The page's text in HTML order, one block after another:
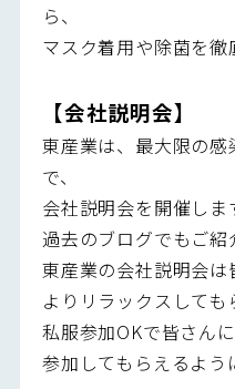
ら、
マスク着用や除菌を徹
【会社説明会】
東産業は、最大限の
で、
会社説明会を開催しま
過去のブログでもご紹
東産業の会社説明会は
よりリラックスしても
私服参加OKで皆さん
参加してもらえるよう